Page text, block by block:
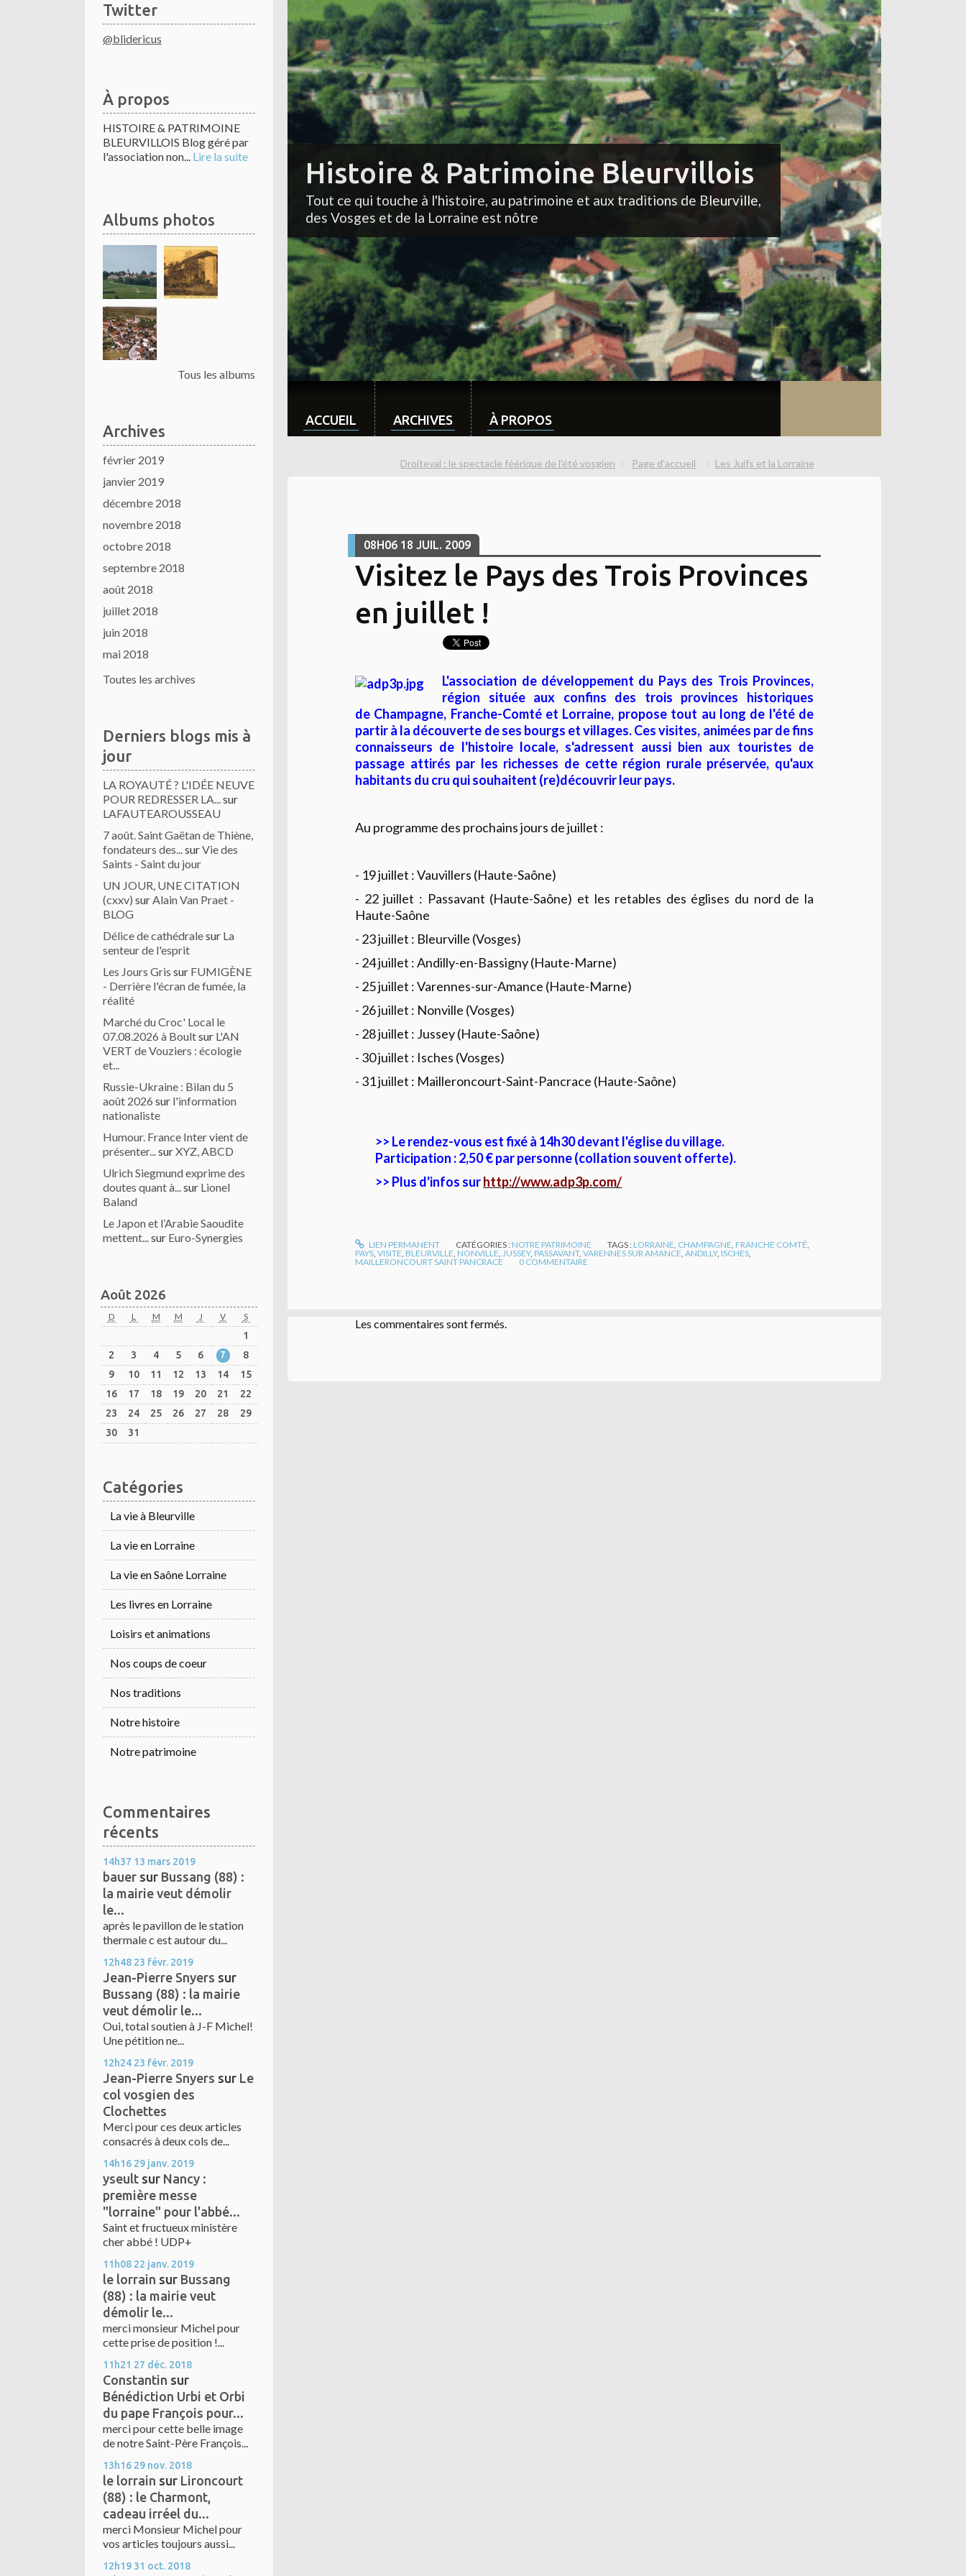
Twitter
@blidericus
À propos
HISTOIRE & PATRIMOINE
BLEURVILLOIS Blog géré par
l'association non... Lire la suite
Albums photos
Tous les albums
Archives
février 2019
janvier 2019
décembre 2018
novembre 2018
octobre 2018
septembre 2018
août 2018
juillet 2018
juin 2018
mai 2018
Toutes les archives
Derniers blogs mis à
jour
LA ROYAUTÉ ? L'IDÉE NEUVE
POUR REDRESSER LA...sur
LAFAUTEAROUSSEAU
7 août. Saint Gaëtan de Thiène,
fondateurs des...surVie des
Saints - Saint du jour
UN JOUR, UNE CITATION
(cxxv) surAlain Van Praet -
BLOG
Délice de cathédralesur La
senteur de l'esprit
Les Jours Gris sur FUMIGÈNE
- Derrière l'écran de fumée, la
réalité
Marché du Croc' Local le
07.08.2026 à Boultsur L'AN
VERT de Vouziers : écologie
et...
Russie-Ukraine : Bilan du 5
août 2026 sur l'information
nationaliste
Humour. France Inter vient de
présenter...surXYZ, ABCD
Ulrich Siegmund exprime des
doutes quant à...sur Lionel
Baland
Le Japon et l’Arabie Saoudite
mettent...sur Euro-Synergies
Août 2026
D L M M J V S
1
2
3 4 5 6 7
8
9
10 11 12 13 14
15
16
17 18 19 20 21
22
23
24 25 26 27 28
29
30
31
Catégories
La vie à Bleurville
La vie en Lorraine
La vie en Saône Lorraine
Les livres en Lorraine
Loisirs et animations
Nos coups de coeur
Nos traditions
Notre histoire
Notre patrimoine
Commentaires
récents
14h37 13 mars 2019
bauer sur Bussang (88) :
la mairie veut démolir
le...
après le pavillon de le station
thermale c est autour du...
12h48 23 févr. 2019
Jean-Pierre Snyers sur
Bussang (88) : la mairie
veut démolir le...
Oui, total soutien à J-F Michel!
Une pétition ne...
12h24 23 févr. 2019
Jean-Pierre Snyers sur Le
col vosgien des
Clochettes
Merci pour ces deux articles
consacrés à deux cols de...
14h16 29 janv. 2019
yseult sur Nancy :
première messe
"lorraine" pour l'abbé...
Saint et fructueux ministère
cher abbé ! UDP+
11h08 22 janv. 2019
le lorrain sur Bussang
(88) : la mairie veut
démolir le...
merci monsieur Michel pour
cette prise de position !...
11h21 27 déc. 2018
Constantin sur
Bénédiction Urbi et Orbi
du pape François pour...
merci pour cette belle image
de notre Saint-Père François...
13h16 29 nov. 2018
le lorrain sur Lironcourt
(88) : le Charmont,
cadeau irréel du...
merci Monsieur Michel pour
vos articles toujours aussi...
12h19 31 oct. 2018
Histoire & Patrimoine Bleurvillois
Tout ce qui touche à l'histoire, au patrimoine et aux traditions de Bleurville,
des Vosges et de la Lorraine est nôtre
ACCUEIL ARCHIVES À PROPOS
Droiteval : le spectacle féérique de l'été vosgien Page d'accueil Les Juifs et la Lorraine
08H06 18 JUIL. 2009
Visitez le Pays des Trois Provinces
en juillet !
L'association de développement du Pays des Trois Provinces,
région située aux confins des trois provinces historiques
de Champagne, Franche-Comté et Lorraine, propose tout au long de l'été de
partir à la découverte de ses bourgs et villages.Ces visites, animées par de fins
connaisseurs de l'histoire locale, s'adressent aussi bien aux touristes de
passage attirés par les richesses de cette région rurale préservée, qu'aux
habitants du cru qui souhaitent (re)découvrir leur pays.
Au programme des prochains jours de juillet :
- 19 juillet : Vauvillers (Haute-Saône)
- 22 juillet : Passavant (Haute-Saône) et les retables des églises du nord de la
Haute-Saône
- 23 juillet : Bleurville (Vosges)
- 24 juillet : Andilly-en-Bassigny (Haute-Marne)
- 25 juillet : Varennes-sur-Amance (Haute-Marne)
- 26 juillet : Nonville (Vosges)
- 28 juillet : Jussey (Haute-Saône)
- 30 juillet : Isches (Vosges)
- 31 juillet : Mailleroncourt-Saint-Pancrace (Haute-Saône)
>> Le rendez-vous est fixé à 14h30 devant l'église du village.
Participation : 2,50 € par personne (collation souvent offerte).
>> Plus d'infos surhttp://www.adp3p.com/
LIEN PERMANENT CATÉGORIES : NOTRE PATRIMOINE TAGS : LORRAINE, CHAMPAGNE, FRANCHE COMTÉ,
PAYS, VISITE, BLEURVILLE, NONVILLE, JUSSEY, PASSAVANT, VARENNES SUR AMANCE, ANDILLY, ISCHES,
MAILLERONCOURT SAINT PANCRACE
0 COMMENTAIRE
Les commentaires sont fermés.